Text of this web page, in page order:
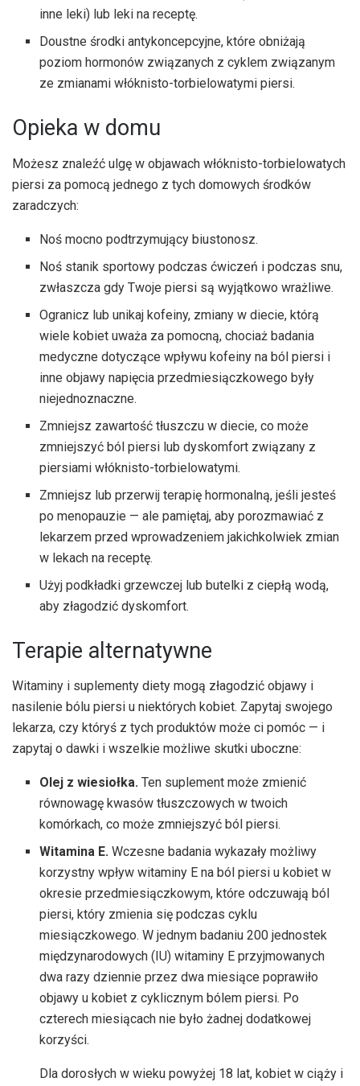
inne leki) lub leki na receptę.
Doustne środki antykoncepcyjne, które obniżają
poziom hormonów związanych z cyklem związanym
ze zmianami włóknisto-torbielowatymi piersi.
Opieka w domu
Możesz znaleźć ulgę w objawach włóknisto-torbielowatych
piersi za pomocą jednego z tych domowych środków
zaradczych:
Noś mocno podtrzymujący biustonosz.
Noś stanik sportowy podczas ćwiczeń i podczas snu,
zwłaszcza gdy Twoje piersi są wyjątkowo wrażliwe.
Ogranicz lub unikaj kofeiny, zmiany w diecie, którą
wiele kobiet uważa za pomocną, chociaż badania
medyczne dotyczące wpływu kofeiny na ból piersi i
inne objawy napięcia przedmiesiączkowego były
niejednoznaczne.
Zmniejsz zawartość tłuszczu w diecie, co może
zmniejszyć ból piersi lub dyskomfort związany z
piersiami włóknisto-torbielowatymi.
Zmniejsz lub przerwij terapię hormonalną, jeśli jesteś
po menopauzie — ale pamiętaj, aby porozmawiać z
lekarzem przed wprowadzeniem jakichkolwiek zmian
w lekach na receptę.
Użyj podkładki grzewczej lub butelki z ciepłą wodą,
aby złagodzić dyskomfort.
Terapie alternatywne
Witaminy i suplementy diety mogą złagodzić objawy i
nasilenie bólu piersi u niektórych kobiet. Zapytaj swojego
lekarza, czy któryś z tych produktów może ci pomóc — i
zapytaj o dawki i wszelkie możliwe skutki uboczne:
Olej z wiesiołka. Ten suplement może zmienić
równowagę kwasów tłuszczowych w twoich
komórkach, co może zmniejszyć ból piersi.
Witamina E. Wczesne badania wykazały możliwy
korzystny wpływ witaminy E na ból piersi u kobiet w
okresie przedmiesiączkowym, które odczuwają ból
piersi, który zmienia się podczas cyklu
miesiączkowego. W jednym badaniu 200 jednostek
międzynarodowych (IU) witaminy E przyjmowanych
dwa razy dziennie przez dwa miesiące poprawiło
objawy u kobiet z cyklicznym bólem piersi. Po
czterech miesiącach nie było żadnej dodatkowej
korzyści.
Dla dorosłych w wieku powyżej 18 lat, kobiet w ciąży i